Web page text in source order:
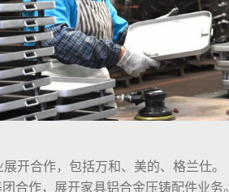
开合作，包括万和、美的、格兰仕。
合作，展开家具铝合金压铸配件业务。